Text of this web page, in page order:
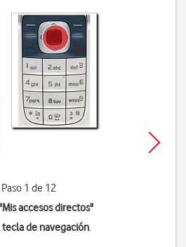
Paso 1 de 12
accesos directos"
tecla de navegación.